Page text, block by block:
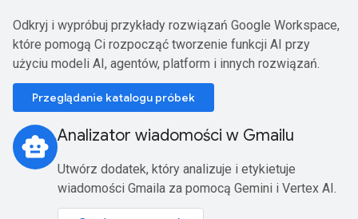
Odkryj i wypróbuj przykłady rozwiązań Google Workspace,
które pomogą Ci rozpocząć tworzenie funkcji AI przy
użyciu modeli AI, agentów, platform i innych rozwiązań.
Przeglądanie katalogu próbek
smart_toy Analizator wiadomości w Gmailu
Utwórz dodatek, który analizuje i etykietuje
wiadomości Gmaila za pomocą Gemini i Vertex AI.